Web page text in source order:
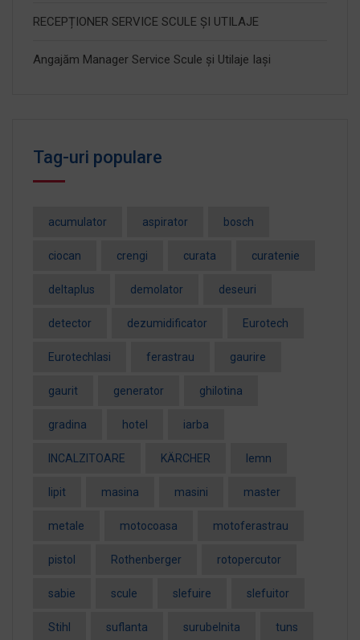
RECEPȚIONER SERVICE SCULE ȘI UTILAJE
Angajăm Manager Service Scule și Utilaje Iași
Tag-uri populare
acumulator aspirator bosch
ciocan crengi curata curatenie
deltaplus demolator deseuri
detector dezumidificator Eurotech
EurotechIasi ferastrau gaurire
gaurit generator ghilotina
gradina hotel iarba
INCALZITOARE KÄRCHER lemn
lipit masina masini master
metale motocoasa motoferastrau
pistol Rothenberger rotopercutor
sabie scule slefuire slefuitor
Stihl suflanta surubelnita tuns